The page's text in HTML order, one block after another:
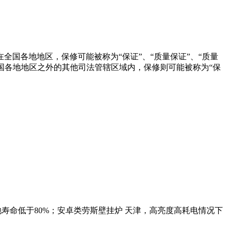
国各地地区，保修可能被称为“保证”、“质量保证”、“质量
各地地区之外的其他司法管辖区域内，保修则可能被称为“保
命低于80%；安卓类劳斯壁挂炉 天津，高亮度高耗电情况下